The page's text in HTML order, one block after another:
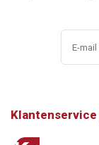
Klantenservice